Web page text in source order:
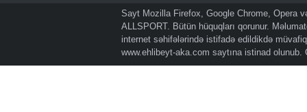
Sayt Mozilla Firefox, Google Chrome, Opera
ALLSPORT. Bütün hüquqları qorunur.
internet səhifələrində istifadə edildikdə
www.ehlibeyt-aka.com saytına istinad olunub.